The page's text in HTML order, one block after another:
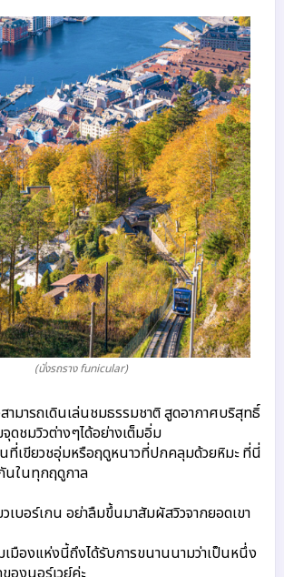
(นั่งรถราง funicular)
ามารถเดินเล่นชมธรรมชาติ สูดอากาศบริสุทธิ์
ดชมวิวต่างๆได้อย่างเต็มอิ่ม
นที่เขียวชอุ่มหรือฤดูหนาวที่ปกคลุมด้วยหิมะ ที่นี่
นในทุกฤดูกาล
วเบอร์เกน อย่าลืมขึ้นมาสัมผัสวิวจากยอดเขา
มเมืองแห่งนี้ถึงได้รับการขนานนามว่าเป็นหนึ่ง